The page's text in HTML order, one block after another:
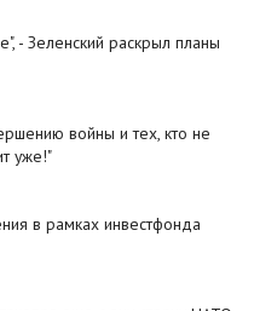
- Зеленский раскрыл планы
войны и тех, кто не
уже!"
в рамках инвестфонда